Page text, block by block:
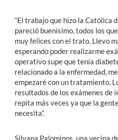
“El trabajo que hizo la Católica
pareció buenísimo, todos los
muy felices con el trato. Llevo
esperando poder realizarme
operativo supe que tenía
relacionado a la enfermedad,
empezaré con un tratamiento.
resultados de los exámenes de
repita más veces ya que la
necesita”.
Silvana Palominos, una vecina